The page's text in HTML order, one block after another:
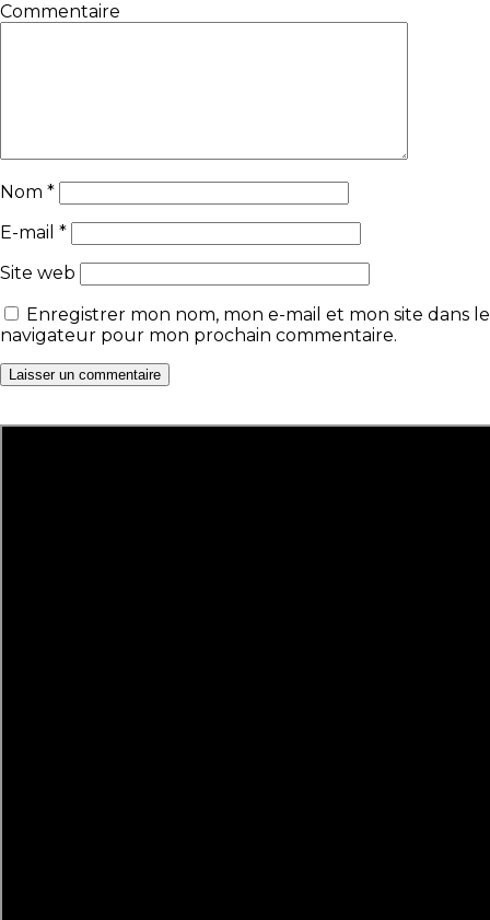
Commentaire
Nom *
E-mail *
Site web
Enregistrer mon nom, mon e-mail et mon site dans le
navigateur pour mon prochain commentaire.